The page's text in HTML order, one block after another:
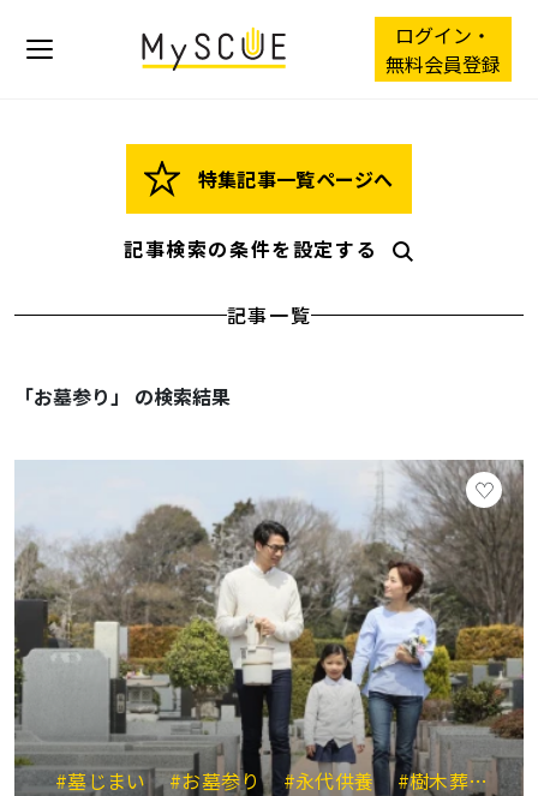
ログイン・
無料会員登録
特集記事一覧ページへ
記事検索の条件を設定する
記事一覧
「お墓参り」 の検索結果
#墓じまい #お墓参り #永代供養 #樹木葬 #移